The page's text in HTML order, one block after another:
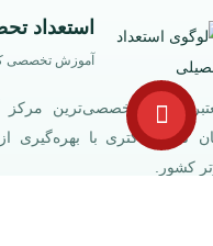
استعداد
آموزش تخصصی
و تخصصی‌ترین
کنکور دکتری با بهره‌گیری از
کشور.